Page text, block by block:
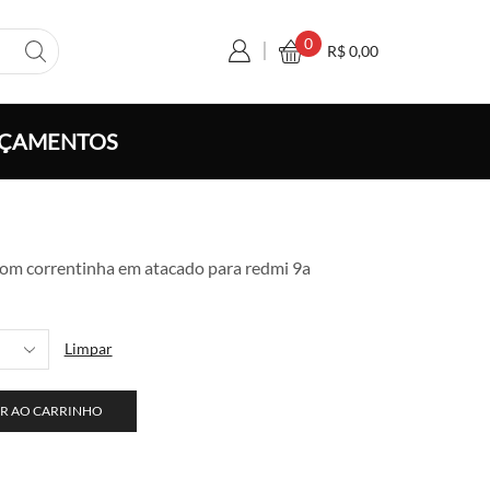
0 R$0,00
correntinha em atacado para redmi 9a
Limpar
AO CARRINHO